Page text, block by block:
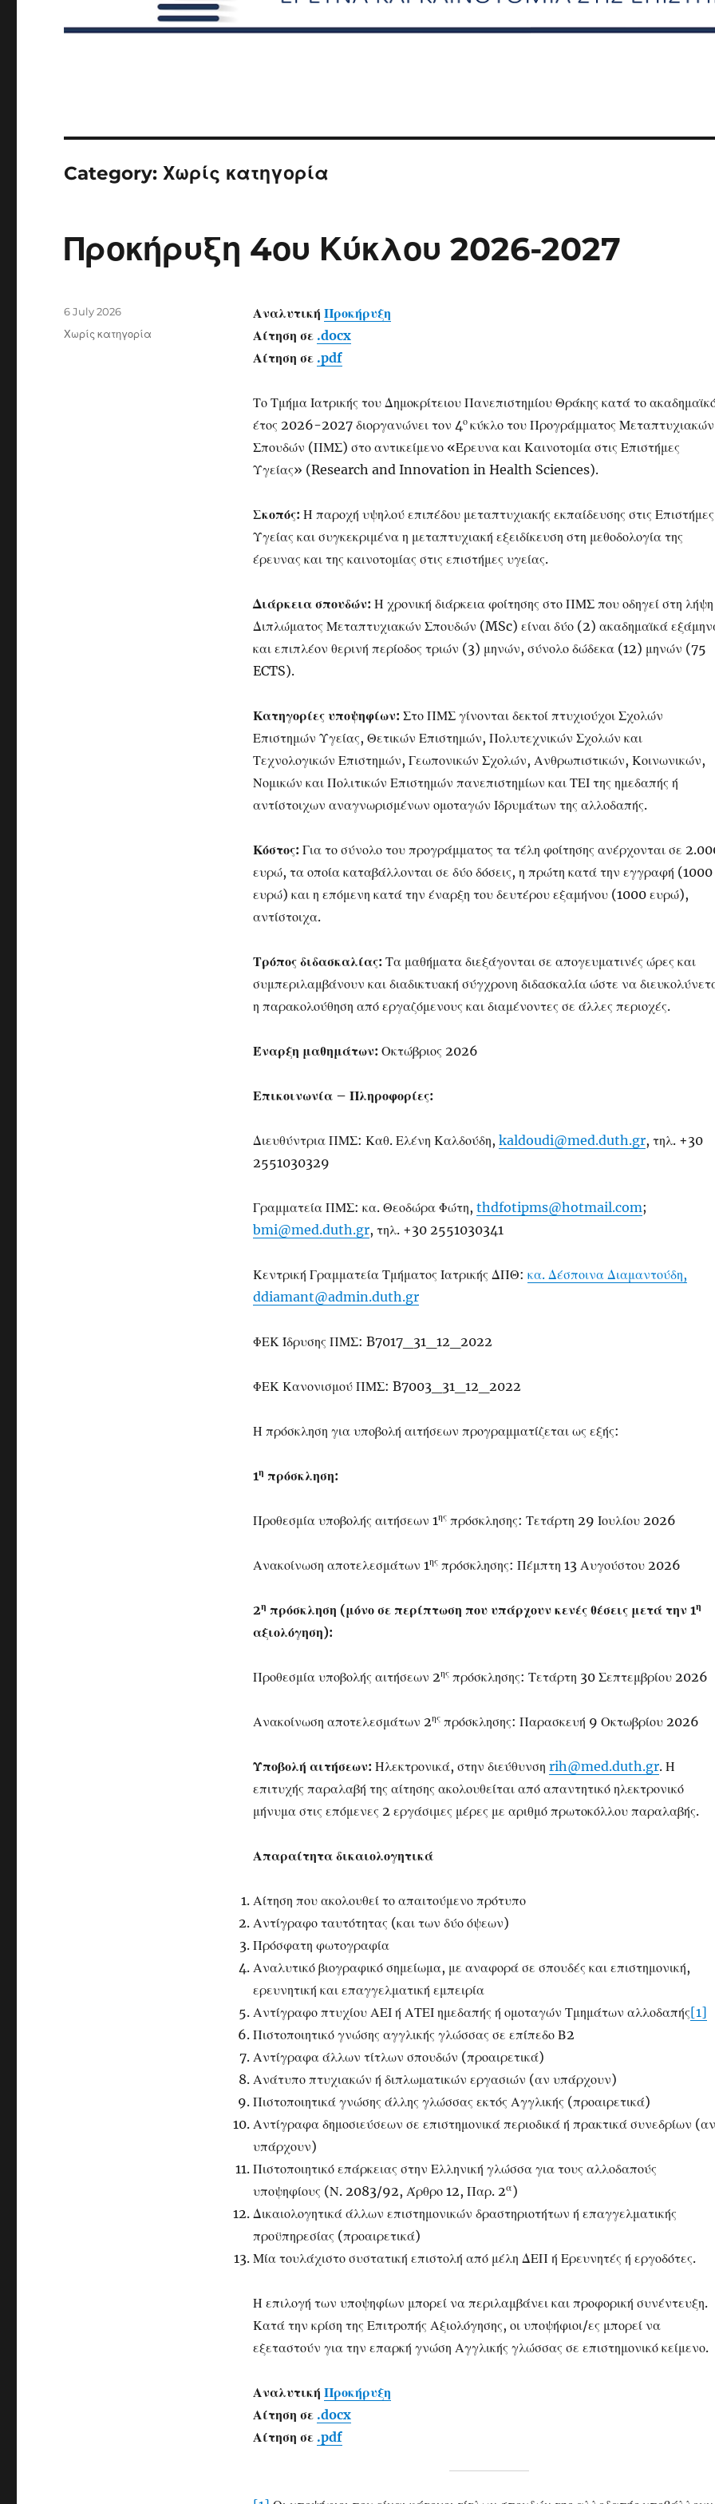
Category:Χωρίς κατηγορία
Προκήρυξη 4ου Κύκλου 2026-2027
Αναλυτική Προκήρυξη
Αίτηση σε .docx
Αίτηση σε .pdf
Το Τμήμα Ιατρικής του Δημοκρίτειου Πανεπιστημίου Θράκης κατά το
έτος 2026-2027 διοργανώνει τον 4ο κύκλο του Προγράμματος Μεταπτυχιακών
Σπουδών (ΠΜΣ) στο αντικείμενο «Έρευνα και Καινοτομία στις Επιστήμες
Υγείας» (Research and Innovation in Health Sciences).
Σκοπός: Η παροχή υψηλού επιπέδου μεταπτυχιακής εκπαίδευσης στις Επιστήμες
Υγείας και συγκεκριμένα η μεταπτυχιακή εξειδίκευση στη μεθοδολογία της
έρευνας και της καινοτομίας στις επιστήμες υγείας.
Διάρκεια σπουδών: Η χρονική διάρκεια φοίτησης στο ΠΜΣ που οδηγεί στη λήψη
Διπλώματος Μεταπτυχιακών Σπουδών (MSc) είναι δύο (2) ακαδημαϊκά
και επιπλέον θερινή περίοδος τριών (3) μηνών, σύνολο δώδεκα (12) μηνών (75
ECTS).
Κατηγορίες υποψηφίων: Στο ΠΜΣ γίνονται δεκτοί πτυχιούχοι Σχολών
Επιστημών Υγείας, Θετικών Επιστημών, Πολυτεχνικών Σχολών και
Τεχνολογικών Επιστημών, Γεωπονικών Σχολών, Ανθρωπιστικών, Κοινωνικών,
Νομικών και Πολιτικών Επιστημών πανεπιστημίων και ΤΕΙ της ημεδαπής ή
αντίστοιχων αναγνωρισμένων ομοταγών Ιδρυμάτων της αλλοδαπής.
Κόστος: Για το σύνολο του προγράμματος τα τέλη φοίτησης ανέρχονται σε
ευρώ, τα οποία καταβάλλονται σε δύο δόσεις, η πρώτη κατά την εγγραφή (1000
ευρώ) και η επόμενη κατά την έναρξη του δευτέρου εξαμήνου (1000 ευρώ),
αντίστοιχα.
Τρόπος διδασκαλίας: Τα μαθήματα διεξάγονται σε απογευματινές ώρες και
συμπεριλαμβάνουν και διαδικτυακή σύγχρονη διδασκαλία ώστε να
η παρακολούθηση από εργαζόμενους και διαμένοντες σε άλλες περιοχές.
Έναρξη μαθημάτων: Οκτώβριος 2026
Επικοινωνία – Πληροφορίες:
Διευθύντρια ΠΜΣ: Καθ. Ελένη Καλδούδη, kaldoudi@med.duth.gr, τηλ. +30
2551030329
Γραμματεία ΠΜΣ: κα. Θεοδώρα Φώτη, thdfotipms@hotmail.com;
bmi@med.duth.gr, τηλ. +30 2551030341
Κεντρική Γραμματεία Τμήματος Ιατρικής ΔΠΘ: κα. Δέσποινα Διαμαντούδη,
ddiamant@admin.duth.gr
ΦΕΚ Ίδρυσης ΠΜΣ: B7017_31_12_2022
ΦΕΚ Κανονισμού ΠΜΣ: B7003_31_12_2022
Η πρόσκληση για υποβολή αιτήσεων προγραμματίζεται ως εξής:
1η πρόσκληση:
Προθεσμία υποβολής αιτήσεων 1ηςπρόσκλησης: Τετάρτη 29 Ιουλίου 2026
Ανακοίνωση αποτελεσμάτων 1ηςπρόσκλησης: Πέμπτη 13 Αυγούστου 2026
2η πρόσκληση (μόνο σε περίπτωση που υπάρχουν κενές θέσεις μετά την 1η
αξιολόγηση):
Προθεσμία υποβολής αιτήσεων 2ηςπρόσκλησης: Τετάρτη 30 Σεπτεμβρίου 2026
Ανακοίνωση αποτελεσμάτων 2ηςπρόσκλησης: Παρασκευή 9 Οκτωβρίου 2026
Υποβολή αιτήσεων: Ηλεκτρονικά, στην διεύθυνση rih@med.duth.gr. Η
επιτυχής παραλαβή της αίτησης ακολουθείται από απαντητικό ηλεκτρονικό
μήνυμα στις επόμενες 2 εργάσιμες μέρες με αριθμό πρωτοκόλλου παραλαβής.
Απαραίτητα δικαιολογητικά
Αίτηση που ακολουθεί το απαιτούμενο πρότυπο
Αντίγραφο ταυτότητας (και των δύο όψεων)
Πρόσφατη φωτογραφία
Αναλυτικό βιογραφικό σημείωμα, με αναφορά σε σπουδές και επιστημονική,
ερευνητική και επαγγελματική εμπειρία
Αντίγραφο πτυχίου ΑΕΙ ή ΑΤΕΙ ημεδαπής ή ομοταγών Τμημάτων αλλοδαπής[1]
Πιστοποιητικό γνώσης αγγλικής γλώσσας σε επίπεδο Β2
Αντίγραφα άλλων τίτλων σπουδών (προαιρετικά)
Ανάτυπο πτυχιακών ή διπλωματικών εργασιών (αν υπάρχουν)
Πιστοποιητικά γνώσης άλλης γλώσσας εκτός Αγγλικής (προαιρετικά)
Αντίγραφα δημοσιεύσεων σε επιστημονικά περιοδικά ή πρακτικά συνεδρίων (αν
υπάρχουν)
Πιστοποιητικό επάρκειας στην Ελληνική γλώσσα για τους αλλοδαπούς
υποψηφίους (Ν. 2083/92, Άρθρο 12, Παρ. 2α)
Δικαιολογητικά άλλων επιστημονικών δραστηριοτήτων ή επαγγελματικής
προϋπηρεσίας (προαιρετικά)
Μία τουλάχιστο συστατική επιστολή από μέλη ΔΕΠ ή Ερευνητές ή εργοδότες.
Η επιλογή των υποψηφίων μπορεί να περιλαμβάνει και προφορική συνέντευξη.
Κατά την κρίση της Επιτροπής Αξιολόγησης, οι υποψήφιοι/ες μπορεί να
εξεταστούν για την επαρκή γνώση Αγγλικής γλώσσας σε επιστημονικό κείμενο.
Αναλυτική Προκήρυξη
Αίτηση σε .docx
Αίτηση σε .pdf
Posted
on
6 July 2026
Categories
Χωρίς κατηγορία